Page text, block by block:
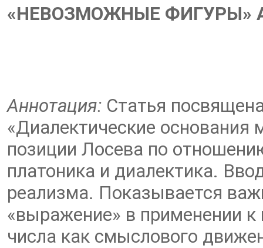
«НЕВОЗМОЖНЫЕ ФИГУРЫ»
Аннотация: Статья
«Диалектические основания
позиции Лосева по
платоника и диалектика.
реализма. Показывается
«выражение» в применении
числа как смыслового